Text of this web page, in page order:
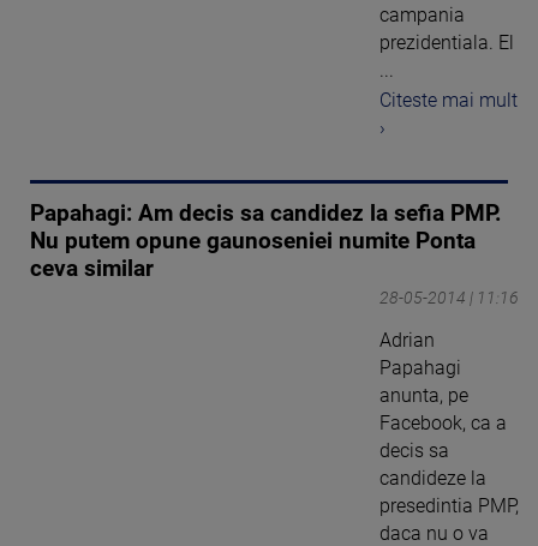
campania
prezidentiala. El
...
Citeste mai mult
›
Papahagi: Am decis sa candidez la sefia PMP.
Nu putem opune gaunoseniei numite Ponta
ceva similar
28-05-2014 | 11:16
Adrian
Papahagi
anunta, pe
Facebook, ca a
decis sa
candideze la
presedintia PMP,
daca nu o va